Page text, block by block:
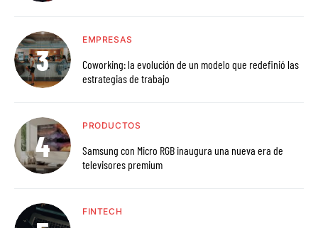
EMPRESAS
Coworking: la evolución de un modelo que redefinió las
estrategias de trabajo
PRODUCTOS
Samsung con Micro RGB inaugura una nueva era de
televisores premium
FINTECH